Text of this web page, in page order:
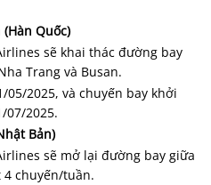
Quốc)
sẽ khai thác đường bay
Trang và Busan.
05/2025, và chuyến bay khởi
07/2025.
Bản)
sẽ mở lại đường bay giữa
4 chuyến/tuần.